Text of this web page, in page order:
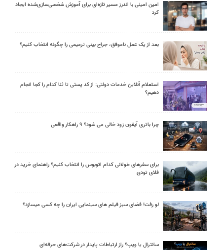
امین امینی با اندرز مسیر تازه‌ای برای آموزش شخصی‌سازی‌شده ایجاد
کرد
بعد از یک عمل ناموفق، جراح بینی ترمیمی را چگونه انتخاب کنیم؟
استعلام آنلاین خدمات دولتی: از کد پستی تا ثنا کدام را کجا انجام
دهیم؟
چرا باتری آیفون زود خالی می شود؟ ۹ راهکار واقعی
برای سفرهای طولانی کدام اتوبوس را انتخاب کنیم؟ راهنمای خرید در
فلای تودی
لو رفت! فضای سبز فیلم های سینمایی ایران را چه کسی میسازد؟
سانترال یا ویپ؟ راز ارتباطات پایدار در شرکت‌های حرفه‌ای